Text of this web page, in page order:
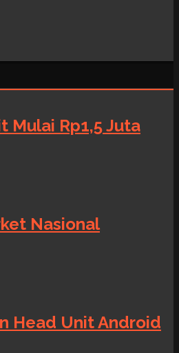
Mulai Rp1,5 Juta
Nasional
Head Unit Android